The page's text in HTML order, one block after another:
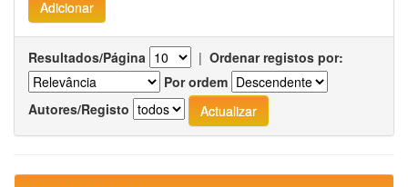
Resultados/Página | Ordenar registos por:
Por ordem
Autores/Registo